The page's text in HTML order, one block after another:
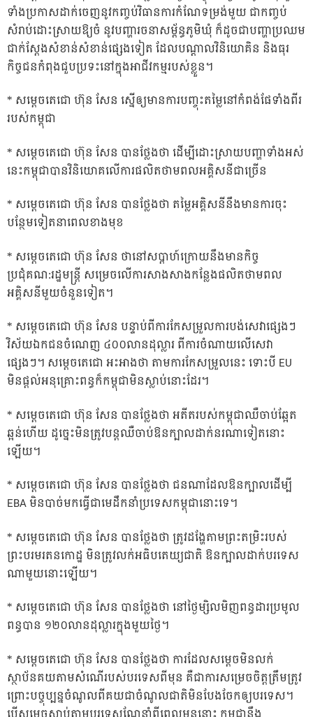
ទាំងប្រកាសដាក់ចេញនូវកញ្ចប់វិធានការកំណែទម្រង់មួយ ជាកញ្ចប់
សំរាប់ដោះស្រាយឱ្យចំ នូវបញ្ហារចនាសម្ព័ន្ធភូមិឃុំ ក៏ដូចជាបញ្ហាប្រឈម
ជាក់ស្ដែងសំខាន់សំខាន់ផ្សេងទៀត ដែលបណ្ដាលវិនិយោគិន និងធុរ
កិច្ចជនកំពុងជួបប្រទះនៅក្នុងអាជីវកម្មរបស់ខ្លួន។
* សម្ដេចតេជោ ហ៊ុន សែន ស្នើឲ្យមានការបញ្ចុះតម្លៃនៅកំពង់ផែទាំងពីរ
របស់កម្ពុជា
* សម្ដេចតេជោ ហ៊ុន សែន បានថ្លែងថា ដើម្បីដោះស្រាយបញ្ហាទាំងអស់
នេះកម្ពុជាបានវិនិយោគលើការផលិតថាមពលអគ្គិសនីជាច្រើន
* សម្តេចតេជោ ហ៊ុន សែន បានថ្លែងថា តម្លៃអគ្គិសនីនឹងមានការចុះ
បន្ថែមទៀតនាពេលខាងមុខ
* សម្តេចតេជោ ហ៊ុន សែន ថានៅសប្តាហ៍ក្រោយនឹងមានកិច្ច
ប្រជុំគណ:រដ្ឋមន្ត្រី សម្រេចលើការសាងសាងកន្លែងផលិតថាមពល
អគ្គិសនីមួយចំនួនទៀត។
* សម្តេចតេជោ ហ៊ុន សែន បន្ទាប់ពីការកែសម្រួលការបង់សេវាផ្សេងៗ
វិស័យឯកជនចំណេញ ៤០០លានដុល្លារ ពីការចំណាយលើសេវា
ផ្សេងៗ។ សម្តេចតេជោ អះអាងថា តាមការកែសម្រួលនេះ ទោះបី EU
មិនផ្តល់អនុគ្រោះពន្ធក៏កម្ពុជាមិនស្លាប់នោះដែរ។
* សម្តេចតេជោ ហ៊ុន សែន បានថ្លែងថា អតីតរបស់កម្ពុជាឈឺចាប់ឆ្អែត
ឆ្អន់ហើយ ដូច្នេះមិនត្រូវបន្តឈឺចាប់ឱនក្បាលដាក់នរណាទៀតនោះ
ឡើយ។
* សម្តេចតេជោ ហ៊ុន សែន បានថ្លែងថា ជនណាដែលឱនក្បាលដើម្បី
EBA មិនបាច់មកធ្វើជាមេដឹកនាំប្រទេសកម្ពុជានោះទេ។
* សម្តេចតេជោ ហ៊ុន សែន បានថ្លែងថា ត្រូវដង្ហែតាមព្រះតម្រិះរបស់
ព្រះបរមរតនកោដ្ឋ មិនត្រូវលក់អធិបតេយ្យជាតិ ឱនក្បាលដាក់បរទេស
ណាមួយនោះឡើយ។
* សម្តេចតេជោ ហ៊ុន សែន បានថ្លែងថា នៅថ្ងៃម្សិលមិញពន្ធដារប្រមូល
ពន្ធបាន ១២០លានដុល្លារក្នុងមួយថ្ងៃ។
* សម្តេចតេជោ ហ៊ុន សែន បានថ្លែងថា ការដែលសម្តេចមិនលក់
ស្ថាប័នគយតាមសំណើរបស់បរទេសពីមុន គឺជាការសម្រេចចិត្តត្រឹមត្រូវ
ព្រោះបច្ចុប្បន្នចំណូលពីគយជាចំណូលជាតិមិនបែងចែកឲ្យបរទេស។